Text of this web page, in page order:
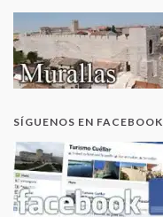
SÍGUENOS EN FACEBOOK